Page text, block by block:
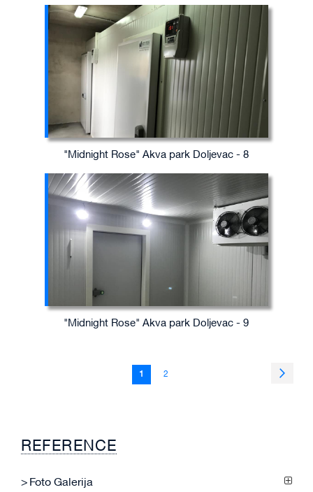
"Midnight Rose" Akva park Doljevac - 8
"Midnight Rose" Akva park Doljevac - 9
You're
1 Page
2
REFERENCE
Foto Galerija